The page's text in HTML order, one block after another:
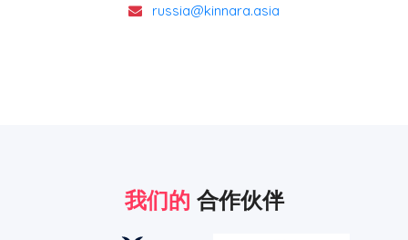
russia@kinnara.asia
我们的 合作伙伴